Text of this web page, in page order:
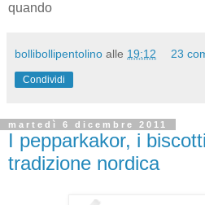
quando
bollibollipentolino alle 19:12 23
Condividi
martedì 6 dicembre 2011
I pepparkakor, i
tradizione nordica